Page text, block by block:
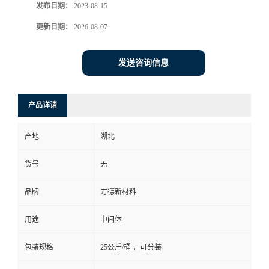
发布日期： 2023-08-15
更新日期： 2026-08-07
发送咨询信息
产品详请
产地 湖北
货号 无
品牌 方德新材料
用途 中间体
包装规格 25公斤/桶 ，可分装